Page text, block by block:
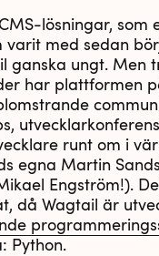
lösningar, som
varit med sedan
ganska ungt. Men
har plattformen
runt om i
egna Martin
Engström!).
då Wagtail är
Python.